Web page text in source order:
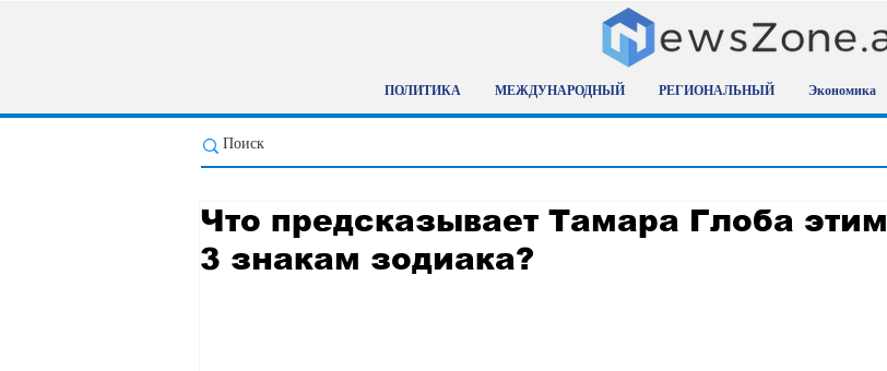
ПОЛИТИКА МЕЖДУНАРОДНЫЙ РЕГИОНАЛЬНЫЙ Экономика
Что предсказывает Тамара Глоба этим
3 знакам зодиака?